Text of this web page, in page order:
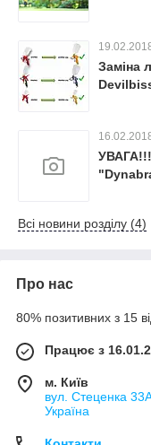
Заміна
Всі новини розділу (4)
Про нас
80% позитивних з 15
Працює з
м. Київ
вул. Стеценка
Україна